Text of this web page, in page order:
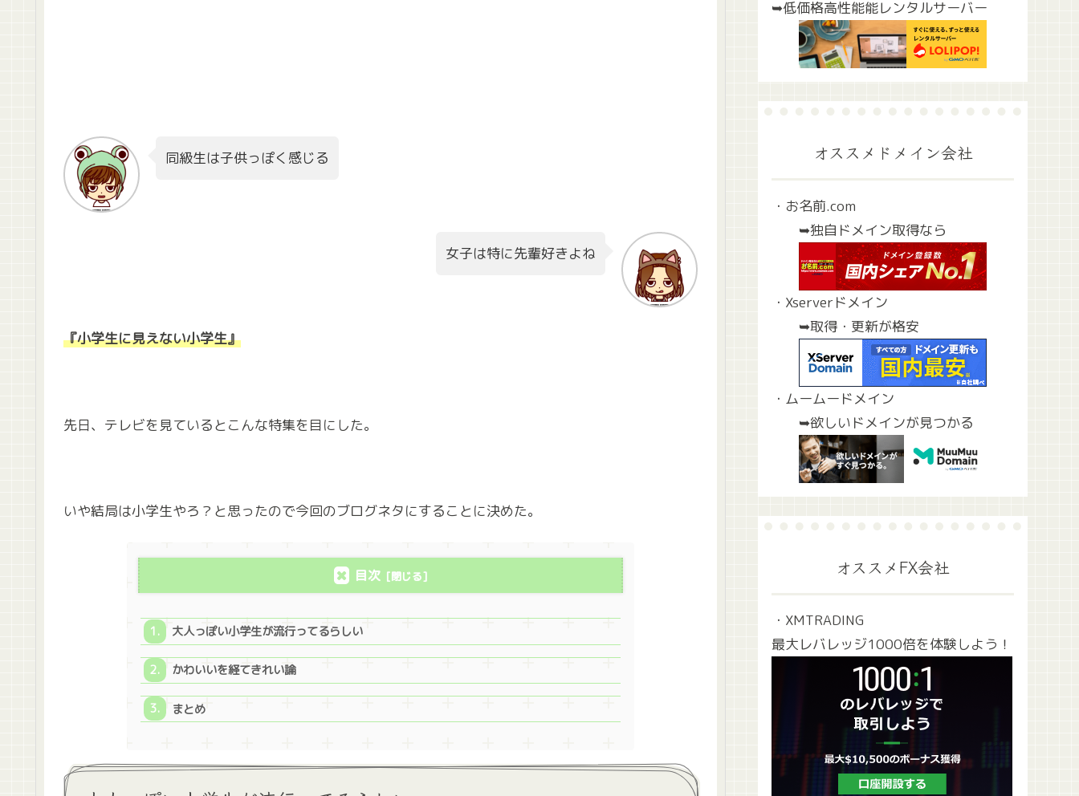
同級生は子供っぽく感じる
女子は特に先輩好きよね
『小学生に見えない小学生』
先日、テレビを見ているとこんな特集を目にした。
いや結局は小学生やろ？と思ったので今回のブログネタにすることに決めた。
目次
大人っぽい小学生が流行ってるらしい
かわいいを経てきれい論
まとめ
➥低価格高性能能レンタルサーバー
オススメドメイン会社
・お名前.com
➥独自ドメイン取得なら
・Xserverドメイン
➥取得・更新が格安
・ムームードメイン
➥欲しいドメインが見つかる
オススメFX会社
・XMTRADING
最大レバレッジ1000倍を体験しよう！